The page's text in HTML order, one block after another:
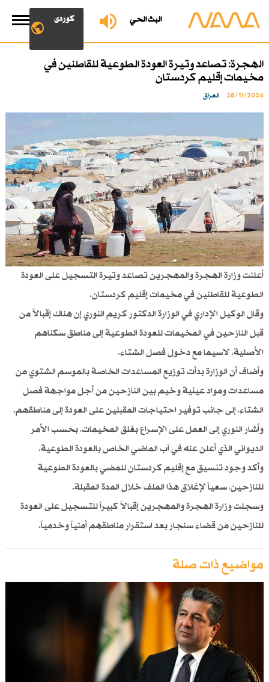
البث الحي کوردی
الهجرة: تصاعد وتيرة العودة الطوعية للقاطنين في
مخيمات إقليم كردستان
28/11/2024 العراق
أعلنت وزارة الهجرة والمهجرين تصاعد وتيرة التسجيل على العودة
الطوعية للقاطنين في مخيمات إقليم كردستان.
وقال الوكيل الإداري في الوزارة الدكتور كريم النوري إن هناك إقبالاً من
قبل النازحين في المخيمات للعودة الطوعية إلى مناطق سكناهم
الأصلية، لاسيما مع دخول فصل الشتاء.
وأضاف أن الوزارة بدأت توزيع المساعدات الخاصة بالموسم الشتوي من
مساعدات ومواد عينية وخيم بين النازحين من أجل مواجهة فصل
الشتاء، إلى جانب توفير احتياجات المقبلين على العودة إلى مناطقهم.
وأشار النوري إلى العمل على الإسراع بغلق المخيمات، بحسب الأمر
الديواني الذي أعلن عنه في آب الماضي الخاص بالعودة الطوعية.
وأكد وجود تنسيق مع إقليم كردستان للمضي بالعودة الطوعية
للنازحين، سعياً لإغلاق هذا الملف خلال المدة المقبلة.
وسجلت وزارة الهجرة والمهجرين إقبالاً كبيراً للتسجيل على العودة
للنازحين من قضاء سنجار بعد استقرار مناطقهم أمنياً وخدمياً.
مواضيع ذات صلة